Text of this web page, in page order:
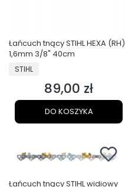
Łańcuch tnący STIHL HEXA (RH)
1,6mm 3/8" 40cm
PRODUCENT
STIHL
Cena
89,00 zł
DO KOSZYKA
Łańcuch tnący STIHL widiowy